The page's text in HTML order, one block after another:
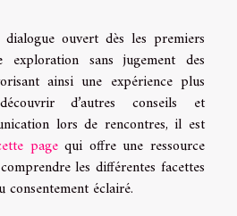
ouvert dès les premiers
exploration sans jugement des
ainsi une expérience plus
d’autres conseils et
lors de rencontres, il est
pagequi offre une ressource
les différentes facettes
éclairé.